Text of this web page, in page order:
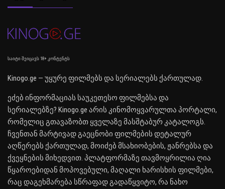
საიტი შეიცავს 18+ კონტენტს
Kinogo.ge — უყურე ფილმებს და სერიალებს ქართულად.
ეძებ ინფორმაციას საუკეთესო ფილმებსა და
სერიალებზე? Kinogo.ge არის კინომოყვარულთა პორტალი,
რომელიც გთავაზობთ ყველაზე მასშტაბურ კატალოგს.
ჩვენთან მარტივად გაეცნობი ფილმების დეტალურ
აღწერებს ქართულად, მოიძებ მსახიობების, ჟანრებსა და
ქვეყნების მიხედვით. პლატფორმაზე თავმოყრილია ღია
წყაროებიდან მოპოვებული, მაღალი ხარისხის ფილმები,
რაც დაგეხმარება სწრაფად გადაწყვიტო, რა ნახო